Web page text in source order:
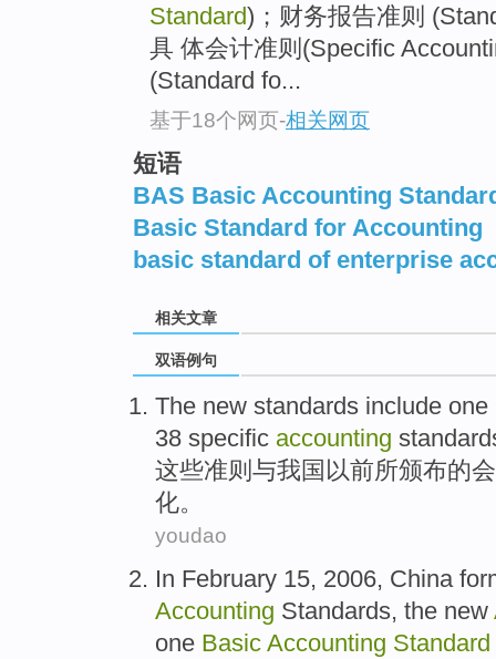
Standard)；财务报告准则
具 体会计准则(Specific
(Standard fo...
基于18个网页-相关网页
短语
BAS Basic Accounting
Basic Standard for Accounting
basic standard of enterprise
相关文章
双语例句
The new standards include one
38 specific accounting
这些准则 与我国以前所颁布的
化。
youdao
In February 15, 2006, China
Accounting Standards, the new
one Basic Accounting Standard